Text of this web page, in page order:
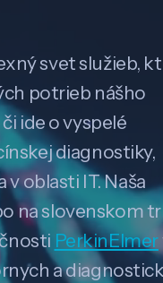
svet služieb,
potrieb nášho
ide o vyspelé
diagnostiky,
oblasti IT. Naša
na slovenskom
PerkinElmer
a